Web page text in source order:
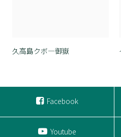
久高島クボ―御嶽
Facebook
Youtube